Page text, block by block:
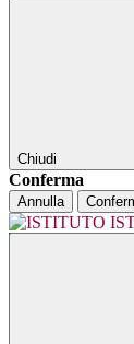
Chiudi
Conferma
Annulla